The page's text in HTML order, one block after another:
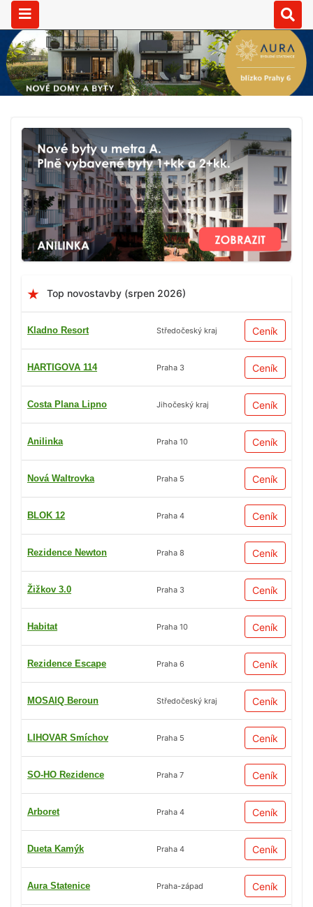
Top novostavby (srpen 2026)
Kladno Resort Středočeský kraj Ceník
HARTIGOVA 114 Praha 3 Ceník
Costa Plana Lipno Jihočeský kraj Ceník
Anilinka Praha 10 Ceník
Nová Waltrovka Praha 5 Ceník
BLOK 12 Praha 4 Ceník
Rezidence Newton Praha 8 Ceník
Žižkov 3.0 Praha 3 Ceník
Habitat Praha 10 Ceník
Rezidence Escape Praha 6 Ceník
MOSAIQ Beroun Středočeský kraj Ceník
LIHOVAR Smíchov Praha 5 Ceník
SO-HO Rezidence Praha 7 Ceník
Arboret Praha 4 Ceník
Dueta Kamýk Praha 4 Ceník
Aura Statenice Praha-západ Ceník